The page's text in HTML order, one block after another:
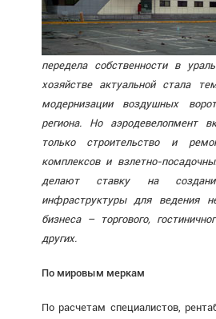
передела собственности в
хозяйстве актуальной стала
модернизации воздушных
региона. Но аэродевелопмент
только строительство и
комплексов и взлетно-
делают ставку на
инфраструктуры для ведения
бизнеса – торгового,
других.
По мировым меркам
По расчетам специалистов,